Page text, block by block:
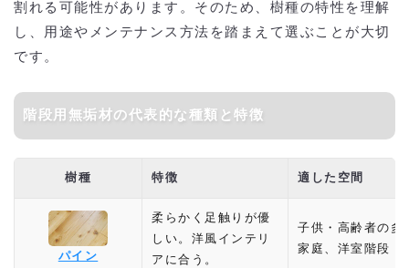
割れる可能性があります。そのため、樹種の特性を理解
し、用途やメンテナンス方法を踏まえて選ぶことが大切
です。
階段用無垢材の代表的な種類と特徴
樹種 特徴 適した空間
パイン
柔らかく足触りが優
しい。洋風インテリ
アに合う。
子供・高齢者の多
家庭、洋室階段